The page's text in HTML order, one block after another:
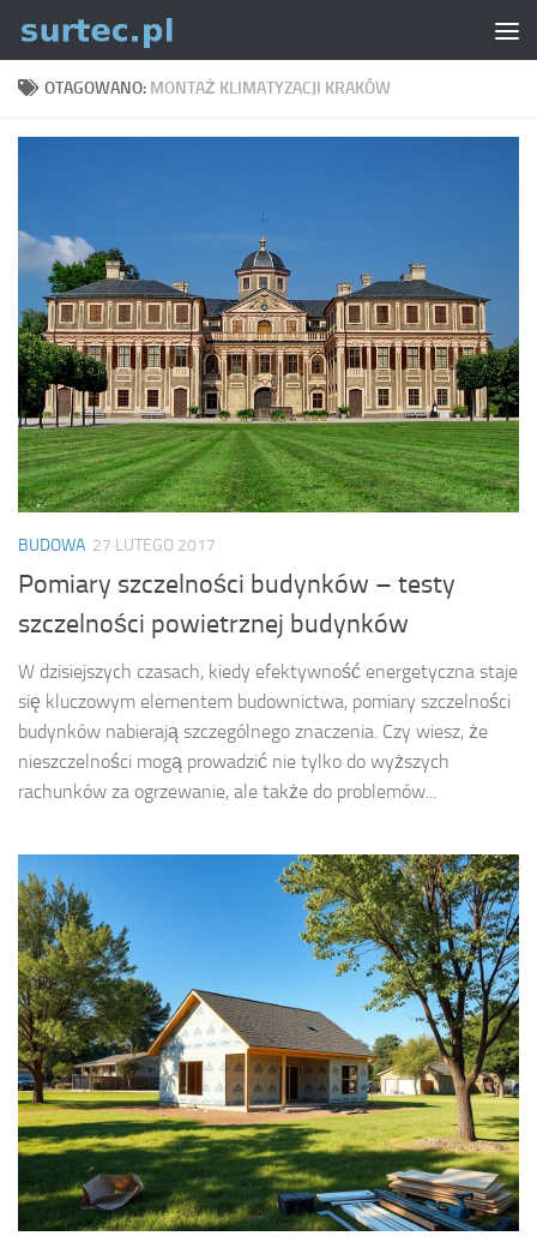
Skip to content
OTAGOWANO: MONTAŻ KLIMATYZACJI KRAKÓW
BUDOWA 27 LUTEGO 2017
Pomiary szczelności budynków – testy
szczelności powietrznej budynków
W dzisiejszych czasach, kiedy efektywność energetyczna staje
się kluczowym elementem budownictwa, pomiary szczelności
budynków nabierają szczególnego znaczenia. Czy wiesz, że
nieszczelności mogą prowadzić nie tylko do wyższych
rachunków za ogrzewanie, ale także do problemów...